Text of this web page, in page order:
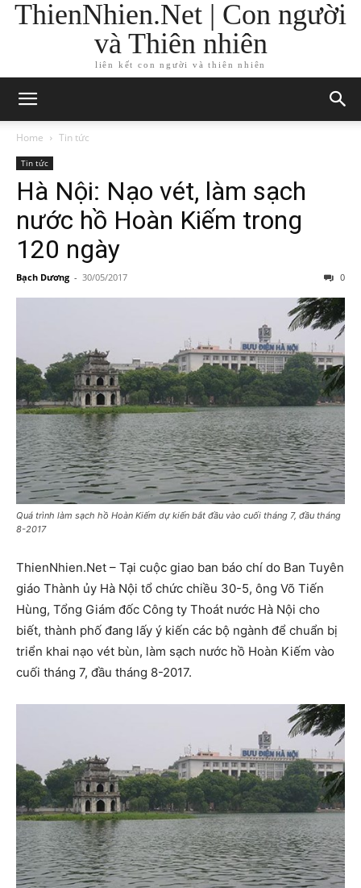
ThienNhien.Net | Con người
và Thiên nhiên
liên kết con người và thiên nhiên
Home Tin tức
Tin tức
Hà Nội: Nạo vét, làm sạch
nước hồ Hoàn Kiếm trong
120 ngày
Bạch Dương - 30/05/2017 0
Quá trình làm sạch hồ Hoàn Kiếm dự kiến bắt đầu vào cuối tháng 7, đầu tháng
8-2017
ThienNhien.Net – Tại cuộc giao ban báo chí do Ban Tuyên
giáo Thành ủy Hà Nội tổ chức chiều 30-5, ông Võ Tiến
Hùng, Tổng Giám đốc Công ty Thoát nước Hà Nội cho
biết, thành phố đang lấy ý kiến các bộ ngành để chuẩn bị
triển khai nạo vét bùn, làm sạch nước hồ Hoàn Kiếm vào
cuối tháng 7, đầu tháng 8-2017.